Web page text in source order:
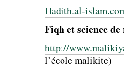
Hadith.al-
Fiqh et science
http://
l’école malikite)